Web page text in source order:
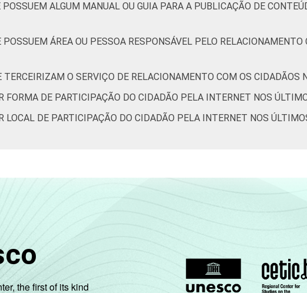
ALGUM MANUAL OU GUIA PARA A PUBLICAÇÃO DE
ÁREA OU PESSOA RESPONSÁVEL PELO
TERCEIRIZAM O SERVIÇO DE RELACIONAMENTO COM OS CIDADÃOS
FORMA DE PARTICIPAÇÃO DO CIDADÃO PELA INTERNET NOS
LOCAL DE PARTICIPAÇÃO DO CIDADÃO PELA INTERNET NOS
the first of its kind